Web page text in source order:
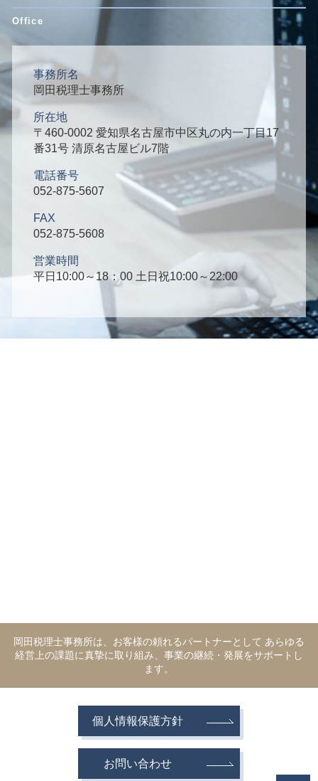
事務所名
岡田税理士事務所
所在地
〒460-0002 愛知県名古屋市中区丸の内一丁目17
番31号 清原名古屋ビル7階
電話番号
052-875-5607
FAX
052-875-5608
営業時間
平日10:00～18：00 土日祝10:00～22:00
岡田税理士事務所は、お客様の頼れるパートナーとして あらゆる
経営上の課題に真摯に取り組み、事業の継続・発展をサポートし
ます。
個人情報保護方針
お問い合わせ